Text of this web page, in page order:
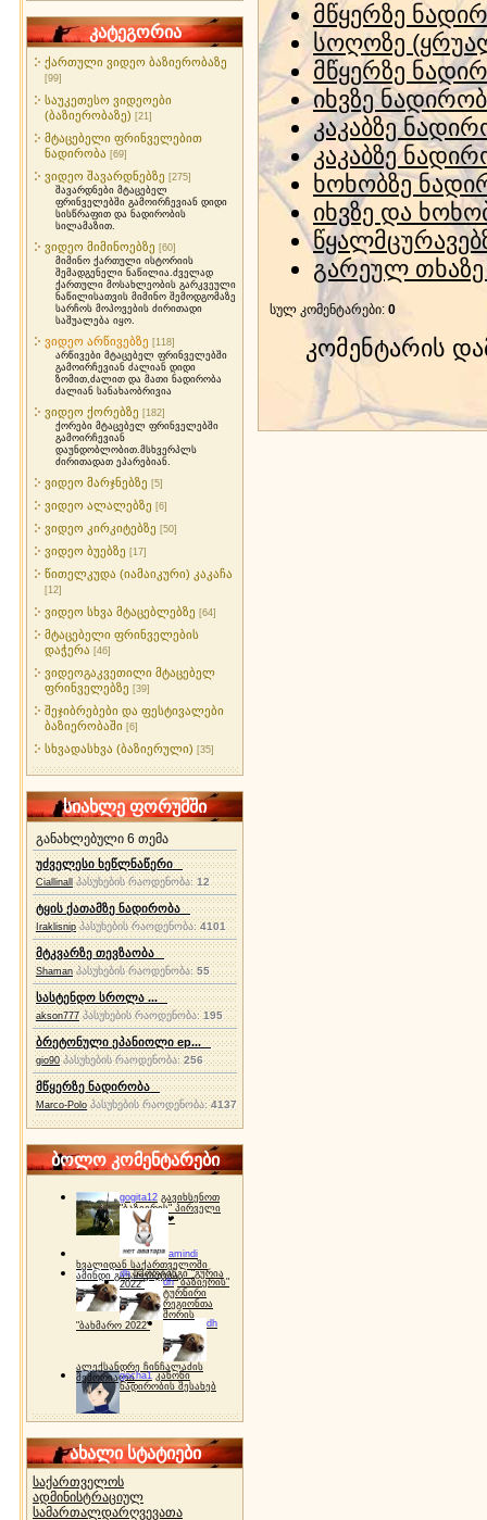
კატეგორია
ქართული ვიდეო ბაზიერობაზე
[99]
საუკეთესო ვიდეოები
(ბაზიერობაზე) [21]
მტაცებელი ფრინველებით
ნადირობა [69]
ვიდეო შავარდნებზე [275]
შავარდნები მტაცებელ
ფრინველებში გამოირჩევიან დიდი
სისწრაფით და ნადირობის
სილამაზით.
ვიდეო მიმინოებზე [60]
მიმინო ქართული ისტორიის
შემადგენელი ნაწილია.ძველად
ქართული მოსახლეობის გარკვეული
ნაწილისათვის მიმინო შემოდგომაზე
სარჩოს მოპოვების ძირითადი
საშუალება იყო.
ვიდეო არწივებზე [118]
არწივები მტაცებელ ფრინველებში
გამოირჩევიან ძალიან დიდი
ზომით,ძალით და მათი ნადირობა
ძალიან სანახაობრივია
ვიდეო ქორებზე [182]
ქორები მტაცებელ ფრინველებში
გამოირჩევიან
დაუნდობლობით.მსხვერპლს
ძირითადათ ეპარებიან.
ვიდეო მარჯნებზე [5]
ვიდეო ალალებზე [6]
ვიდეო კირკიტებზე [50]
ვიდეო ბუებზე [17]
წითელკუდა (იამაიკური) კაკაჩა
[12]
ვიდეო სხვა მტაცებლებზე [64]
მტაცებელი ფრინველების
დაჭერა [46]
ვიდეოგაკვეთილი მტაცებელ
ფრინველებზე [39]
შეჯიბრებები და ფესტივალები
ბაზიერობაში [6]
სხვადასხვა (ბაზიერული) [35]
სიახლე ფორუმში
განახლებული 6 თემა
უძველესი ხეწლნაწერი
Ciallinall პასუხების რაოდენობა:12
ტყის ქათამზე ნადირობა
Iraklisnip პასუხების რაოდენობა: 4101
მტკვარზე თევზაობა
Shaman პასუხების რაოდენობა:55
სასტენდო სროლა ...
akson777 პასუხების რაოდენობა:195
ბრეტონული ეპანიოლი ep...
gio90 პასუხების რაოდენობა:256
მწყერზე ნადირობა
Marco-Polo პასუხების რაოდენობა:4137
ბოლო კომენტარები
gogita12 გავიხსენოთ
"ბაზიერის" პირველი
ტურნირი ❤
amindi
ხვალიდან საქართველოში
ამინდი გაუარესდება
dh სპორტინგი "გურია
2022"
dh "ბაზიერის"
ტურნირი
რეგიონთა
შორის
"ბახმარო 2022"
dh
ალექსანდრე ჩინჩალაძის
მემორიალიgocha1 კანონი
ნადირობის შესახებ
ახალი სტატიები
საქართველოს
ადმინისტრაციულ
სამართალდარღვევათა
მწყერზე
სოღოზე
მწყერზე
იხვზე
კაკაბზე
კაკაბზე
ხოხობზე
იხვზე და
გარეულ
სულ კომენტარები: 0
კომენტარის